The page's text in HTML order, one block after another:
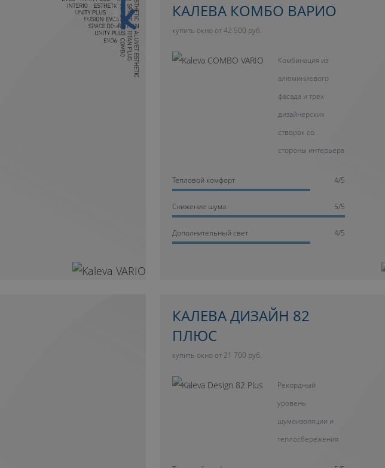
10 ЛЕТ ГАРАНТИИ КАЛЕВА КОМБО ВАРИО
купить окно от 42 500 руб.
Комбинация из
алюминиевого
фасада и трех
дизайнерских
створок со
стороны интерьера
Тепловой комфорт 4/5
Cнижение шума 5/5
Дополнительный свет 4/5
КАЛЕВА ДИЗАЙН 82
ПЛЮС
купить окно от 21 700 руб.
Рекордный
уровень
шумоизоляции и
теплосбережения